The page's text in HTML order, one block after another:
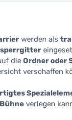
werden als
die Ordner oder
verschaffen
verlegen